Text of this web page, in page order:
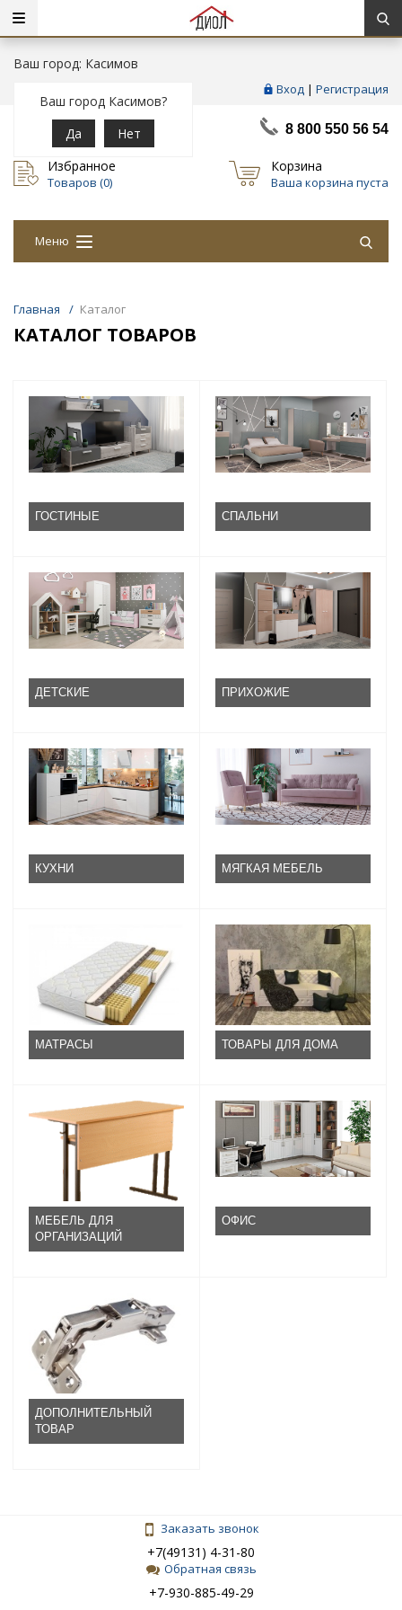
Ваш город: Касимов
Ваш город Касимов?
Да
Нет
Вход | Регистрация
8 800 550 56 54
Избранное
Товаров (0)
Корзина
Ваша корзина пуста
Меню
Главная / Каталог
КАТАЛОГ ТОВАРОВ
ГОСТИНЫЕ СПАЛЬНИ
ДЕТСКИЕ ПРИХОЖИЕ
КУХНИ МЯГКАЯ МЕБЕЛЬ
МАТРАСЫ ТОВАРЫ ДЛЯ ДОМА
МЕБЕЛЬ ДЛЯ
ОРГАНИЗАЦИЙ
ОФИС
ДОПОЛНИТЕЛЬНЫЙ
ТОВАР
Заказать звонок
+7(49131) 4-31-80
Обратная связь
+7-930-885-49-29